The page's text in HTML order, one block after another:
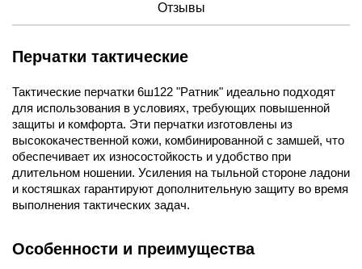
Отзывы
Перчатки тактические
Тактические перчатки 6ш122 "Ратник" идеально подходят
для использования в условиях, требующих повышенной
защиты и комфорта. Эти перчатки изготовлены из
высококачественной кожи, комбинированной с замшей, что
обеспечивает их износостойкость и удобство при
длительном ношении. Усиления на тыльной стороне ладони
и костяшках гарантируют дополнительную защиту во время
выполнения тактических задач.
Особенности и преимущества